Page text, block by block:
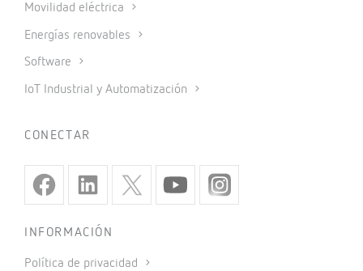
Movilidad eléctrica
Energías renovables
Software
IoT Industrial y Automatización
CONECTAR
INFORMACIÓN
Política de privacidad